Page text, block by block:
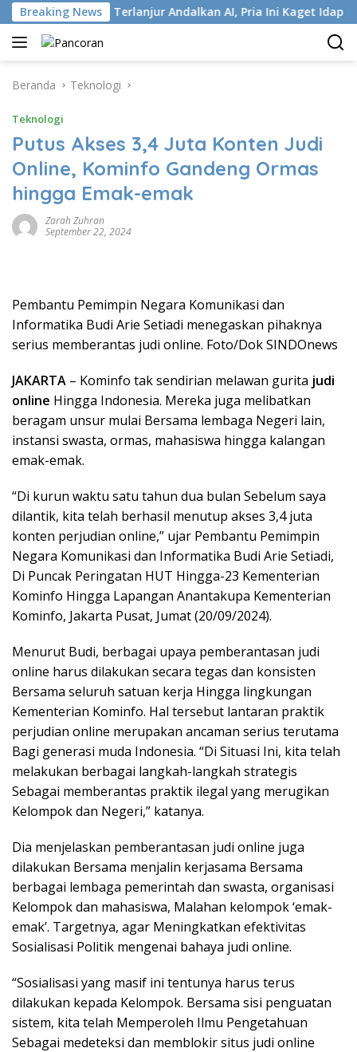
Langsung
ke
konten
Breaking NewsTerlanjur Andalkan AI, Pria Ini Kaget Idap Kanker
Beranda Teknologi
Teknologi
Putus Akses 3,4 Juta Konten Judi
Online, Kominfo Gandeng Ormas
hingga Emak-emak
Zarah Zuhran
September 22, 2024
Pembantu Pemimpin Negara Komunikasi dan
Informatika Budi Arie Setiadi menegaskan pihaknya
serius memberantas judi online. Foto/Dok SINDOnews
JAKARTA – Kominfo tak sendirian melawan gurita judi
online Hingga Indonesia. Mereka juga melibatkan
beragam unsur mulai Bersama lembaga Negeri lain,
instansi swasta, ormas, mahasiswa hingga kalangan
emak-emak.
“Di kurun waktu satu tahun dua bulan Sebelum saya
dilantik, kita telah berhasil menutup akses 3,4 juta
konten perjudian online,” ujar Pembantu Pemimpin
Negara Komunikasi dan Informatika Budi Arie Setiadi,
Di Puncak Peringatan HUT Hingga-23 Kementerian
Kominfo Hingga Lapangan Anantakupa Kementerian
Kominfo, Jakarta Pusat, Jumat (20/09/2024).
Menurut Budi, berbagai upaya pemberantasan judi
online harus dilakukan secara tegas dan konsisten
Bersama seluruh satuan kerja Hingga lingkungan
Kementerian Kominfo. Hal tersebut lantaran praktik
perjudian online merupakan ancaman serius terutama
Bagi generasi muda Indonesia. “Di Situasi Ini, kita telah
melakukan berbagai langkah-langkah strategis
Sebagai memberantas praktik ilegal yang merugikan
Kelompok dan Negeri,” katanya.
Dia menjelaskan pemberantasan judi online juga
dilakukan Bersama menjalin kerjasama Bersama
berbagai lembaga pemerintah dan swasta, organisasi
Kelompok dan mahasiswa, Malahan kelompok ‘emak-
emak’. Targetnya, agar Meningkatkan efektivitas
Sosialisasi Politik mengenai bahaya judi online.
“Sosialisasi yang masif ini tentunya harus terus
dilakukan kepada Kelompok. Bersama sisi penguatan
sistem, kita telah Memperoleh Ilmu Pengetahuan
Sebagai medeteksi dan memblokir situs judi online